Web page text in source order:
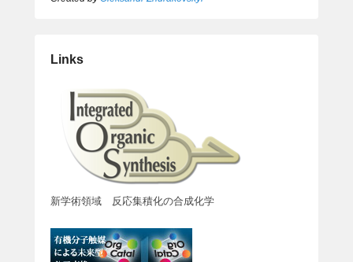
Links
新学術領域 反応集積化の合成化学